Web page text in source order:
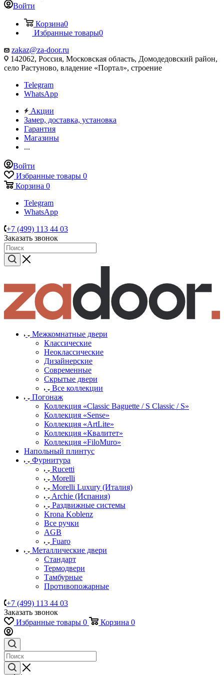
Войти
Корзина0
Избранные товары0
zakaz@za-door.ru
142062, Россия, Московская область, Домодедовский район,
село Растуново, владение «Портал», строение
Telegram
WhatsApp
Акции
Замер, доставка, установка
Гарантия
Магазины
...
Войти
Избранные товары 0
Корзина 0
Telegram
WhatsApp
+7 (499) 113 44 03
Заказать звонок
Межкомнатные двери
Классические
Неоклассические
Дизайнерские
Современные
Скрытые двери
Все коллекции
Погонаж
Коллекция «Classic Baguette / S Classic / S»
Коллекция «Sense»
Коллекция «ArtLite»
Коллекция «Квалитет»
Коллекция «FiloMuro»
Напольный плинтус
Фурнитура
Rucetti
Morelli
Morelli Luxury (Италия)
Archie (Испания)
Раздвижные системы
Krona Koblenz
Все ручки
AGB
Fuaro
Металлические двери
Стандарт
Термодвери
Тамбурные
Противопожарные
+7 (499) 113 44 03
Заказать звонок
Избранные товары 0 Корзина 0